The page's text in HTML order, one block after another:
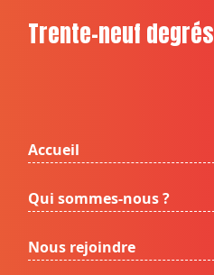
Trente-neuf degrés
Accueil
Qui sommes-nous ?
Nous rejoindre